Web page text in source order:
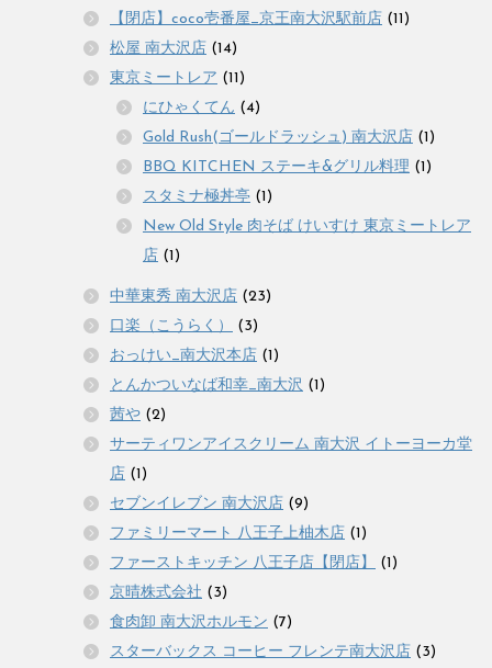
【閉店】coco壱番屋_京王南大沢駅前店 (11)
松屋 南大沢店 (14)
東京ミートレア (11)
にひゃくてん (4)
Gold Rush(ゴールドラッシュ) 南大沢店 (1)
BBQ KITCHEN ステーキ&グリル料理 (1)
スタミナ極丼亭 (1)
New Old Style 肉そば けいすけ 東京ミートレア
店 (1)
中華東秀 南大沢店 (23)
口楽（こうらく）
(3)
おっけい_南大沢本店 (1)
とんかついなば和幸_南大沢 (1)
茜や (2)
サーティワンアイスクリーム 南大沢 イトーヨーカ堂
店 (1)
セブンイレブン 南大沢店 (9)
ファミリーマート 八王子上柚木店 (1)
ファーストキッチン 八王子店【閉店】
(1)
京晴株式会社 (3)
食肉卸 南大沢ホルモン (7)
スターバックス コーヒー フレンテ南大沢店 (3)